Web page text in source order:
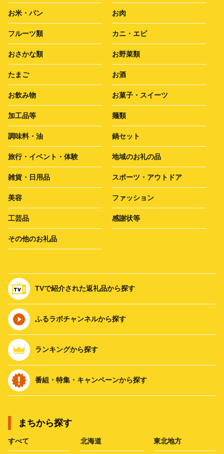
お米・パン お肉
フルーツ類 カニ・エビ
おさかな類 お野菜類
たまご お酒
お飲み物 お菓子・スイーツ
加工品等 麺類
調味料・油 鍋セット
旅行・イベント・体験 地域のお礼の品
雑貨・日用品 スポーツ・アウトドア
美容 ファッション
工芸品 感謝状等
その他のお礼品
TVで紹介された返礼品から探す
ふるラボチャンネルから探す
ランキングから探す
番組・特集・キャンペーンから探す
まちから探す
すべて 北海道 東北地方